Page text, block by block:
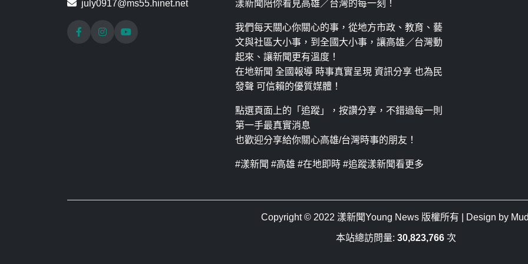
july0917@ms55.hinet.net 漾新聞陪你看見高雄／台灣的每一刻！
我們每天關心你關心的事，從地方市政、教育、藝
文與社區大小事，到全國大小事，讓高雄／台灣動
起來、讓新聞更有溫度！
在地新聞 全國報導 時事真實呈現 資訊分享 也為民
發聲 可信賴的優質媒體！
點選頁面上的「追蹤」，按讚分享，不錯過每一則
第一手最真實消息
也歡迎分享給你關心高雄/台灣時事的朋友！
#漾新聞 #高雄 #在地即時 #追蹤漾新聞看更多
Copyright © 2022 漾新聞Young News 版權所有 | Design by
本站總訪問量: 30,823,766 次